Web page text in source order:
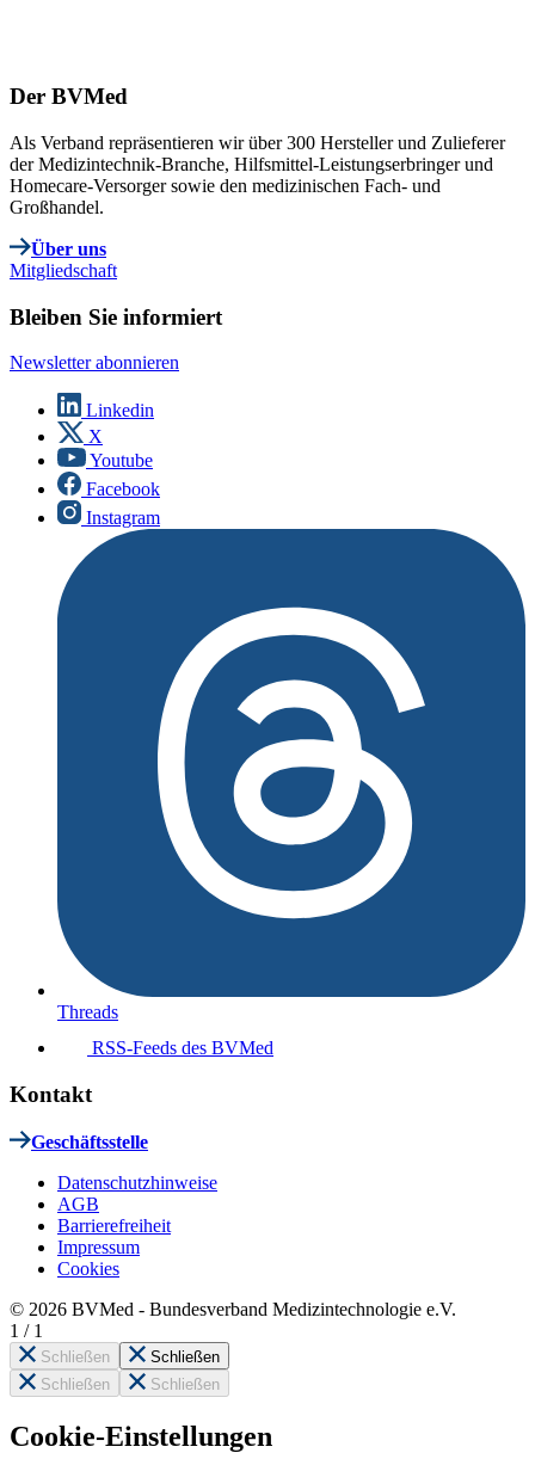
Der BVMed
Als Verband repräsentieren wir über 300 Hersteller und Zulieferer
der Medizintechnik-Branche, Hilfsmittel-Leistungserbringer und
Homecare-Versorger sowie den medizinischen Fach- und
Großhandel.
Über uns
Mitgliedschaft
Bleiben Sie informiert
Newsletter abonnieren
Linkedin
X
Youtube
Facebook
Instagram
Threads
RSS-Feeds des BVMed
Kontakt
Geschäftsstelle
Datenschutzhinweise
AGB
Barrierefreiheit
Impressum
Cookies
© 2026 BVMed - Bundesverband Medizintechnologie e.V.
1 / 1
Schließen
Schließen
Schließen
Schließen
Cookie-Einstellungen